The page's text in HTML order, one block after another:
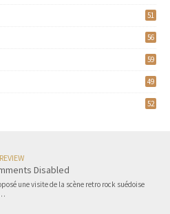
51
56
59
49
52
Disabled
une visite de la scène retro rock suédoise